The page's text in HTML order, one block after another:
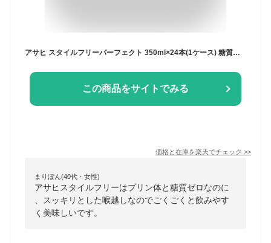
アサヒ スタイルフリーパーフェクト 350ml×24本(1ケース) 糖質ゼロ プリン体ゼロ 人工甘味料ゼロ 着色料ゼロ 発泡酒 ビール類 アサヒビール【送料無料※一部地域は除く】
この商品をサイトでみる
価格と在庫を楽天でチェック >>
まりぽん(40代・女性)
アサヒスタイルフリーはプリン体と糖質ゼロなのに
、スッキリとした喉越しなのでごくごくと飲みやす
く美味しいです。